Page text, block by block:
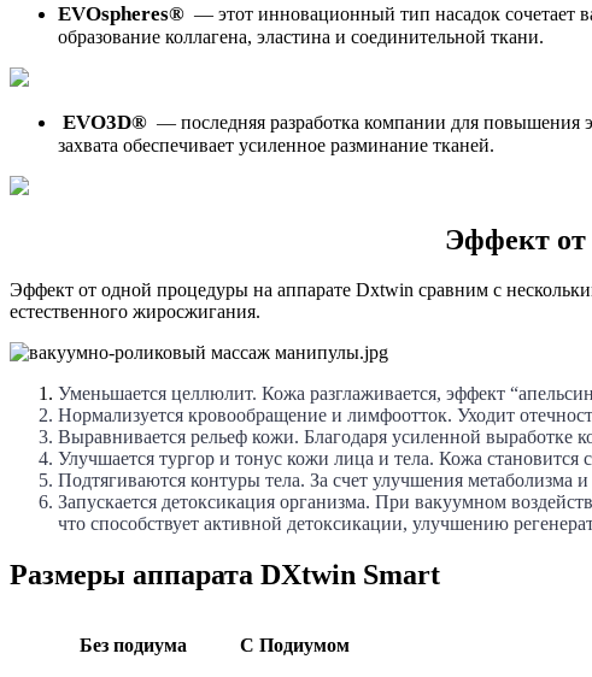
EVOspheres® — этот инновационный тип насадок сочетает
образование коллагена, эластина и соединительной ткани.
EVO3D® — последняя разработка компании для повышения
захвата обеспечивает усиленное разминание тканей.
Эффект от
Эффект от одной процедуры на аппарате Dxtwin сравним с
естественного жиросжигания.
Уменьшается целлюлит. Кожа разглаживается, эффект
Нормализуется кровообращение и лимфоотток. Уходит
Выравнивается рельеф кожи. Благодаря усиленной выработке
Улучшается тургор и тонус кожи лица и тела. Кожа
Подтягиваются контуры тела. За счет улучшения
Запускается детоксикация организма. При вакуумном
что способствует активной детоксикации, улучшению
Размеры аппарата DXtwin Smart
Без подиума С Подиумом